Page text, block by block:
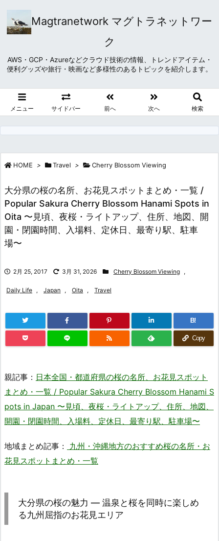
Magtranetwork マグトラネットワー
ク
AWS・GCP・Azureなどクラウド技術の情報、トレンドアイテム・
便利グッズや旅行・映画など多様性のあるトピックを紹介します。
メニュー サイドバー 前へ 次へ 検索
HOME > Travel > Cherry Blossom Viewing
大分県の桜の名所、お花見スポットまとめ・一覧 /
Popular Sakura Cherry Blossom Hanami Spots in
Oita 〜見頃、夜桜・ライトアップ、住所、地図、開
園・閉園時間、入場料、定休日、最寄り駅、駐車
場〜
2月 25, 2017 3月 31, 2026 Cherry Blossom Viewing ,
Daily Life , Japan , Oita , Travel
B!
Copy
親記事： 日本全国・都道府県の桜の名所、お花見スポット
まとめ・一覧 / Popular Sakura Cherry Blossom Hanami S
pots in Japan 〜見頃、夜桜・ライトアップ、住所、地図、
開園・閉園時間、入場料、定休日、最寄り駅、駐車場〜
地域まとめ記事：
九州・沖縄地方のおすすめ桜の名所・お
花見スポットまとめ・一覧
大分県の桜の魅力 ― 温泉と桜を同時に楽しめ
る九州屈指のお花見エリア